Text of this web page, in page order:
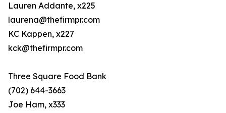
Lauren Addante, x225
laurena@thefirmpr.com
KC Kappen, x227
kck@thefirmpr.com
Three Square Food Bank
(702) 644-3663
Joe Ham, x333